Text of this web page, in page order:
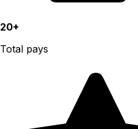
20+
Total pays